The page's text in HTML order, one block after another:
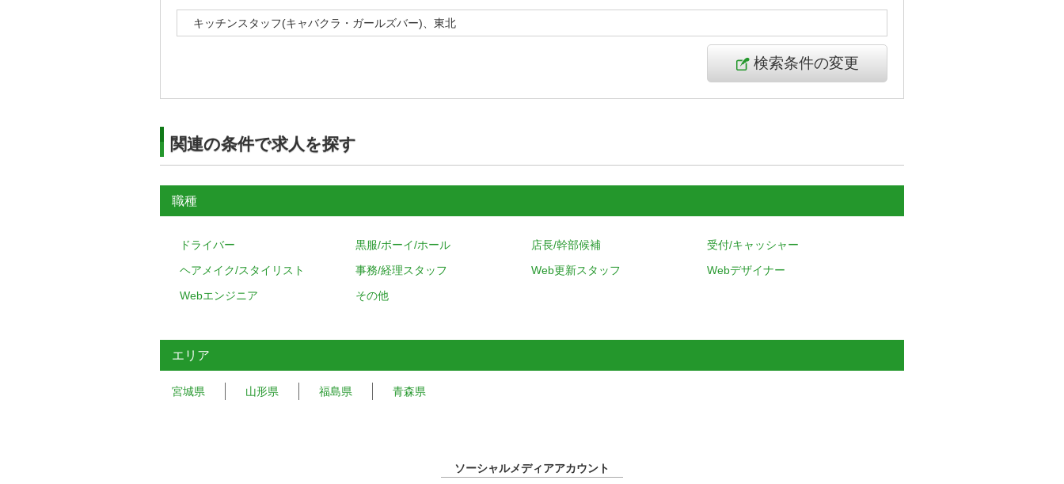
キッチンスタッフ(キャバクラ・ガールズバー)、東北
検索条件の変更
関連の条件で求人を探す
職種
ドライバー 黒服/ボーイ/ホール 店長/幹部候補
受付/キャッシャー
ヘアメイク/スタイリスト
事務/経理スタッフ Web更新スタッフ
Webデザイナー
Webエンジニア
その他
エリア
宮城県 山形県 福島県 青森県
ソーシャルメディアアカウント